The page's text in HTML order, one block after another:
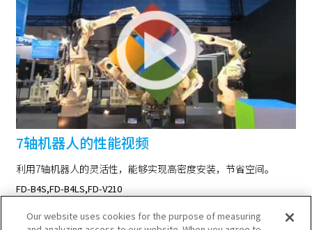
7轴机器人的性能视频
利用7轴机器人的灵活性，能够实现高密度安装，节省空间。
FD-B4S,FD-B4LS,FD-V210
Our website uses cookies for the purpose of measuring